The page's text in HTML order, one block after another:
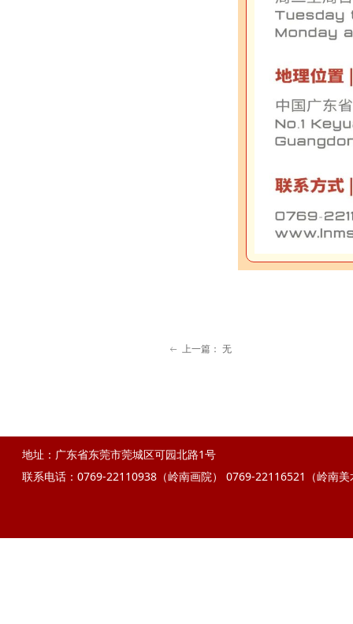
ꂃ 上一篇： 无
地址：广东省东莞市莞城区可园北路1号
联系电话：0769-22110938（岭南画院）
0769-22116521（岭南美